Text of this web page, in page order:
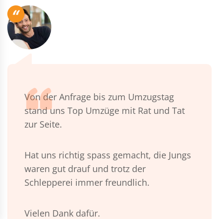
“
Von der Anfrage bis zum Umzugstag
stand uns Top Umzüge mit Rat und Tat
zur Seite.
Hat uns richtig spass gemacht, die Jungs
waren gut drauf und trotz der
Schlepperei immer freundlich.
Vielen Dank dafür.